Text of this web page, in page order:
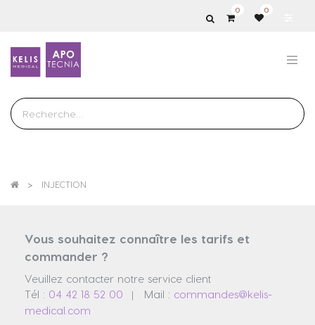
0 0
INJECTION
Vous souhaitez connaître les tarifs et
commander ?
Veuillez contacter notre service client
Tél : 04 42 18 52 00 | Mail : commandes@kelis-
medical.com